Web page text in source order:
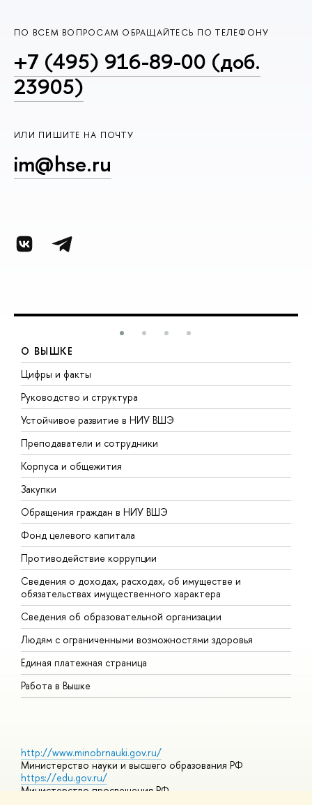
ПО ВСЕМ ВОПРОСАМ ОБРАЩАЙТЕСЬ ПО ТЕЛЕФОНУ
+7 (495) 916-89-00 (доб.
23905)
ИЛИ ПИШИТЕ НА ПОЧТУ
im@hse.ru
О ВЫШКЕ
Цифры и факты
Руководство и структура
Устойчивое развитие в НИУ ВШЭ
Преподаватели и сотрудники
Корпуса и общежития
Закупки
Обращения граждан в НИУ ВШЭ
Фонд целевого капитала
Противодействие коррупции
Сведения о доходах, расходах, об имуществе и
обязательствах имущественного характера
Сведения об образовательной организации
Людям с ограниченными возможностями здоровья
Единая платежная страница
Работа в Вышке
http://www.minobrnauki.gov.ru/
Министерство науки и высшего образования РФ
https://edu.gov.ru/
Министерство просвещения РФ